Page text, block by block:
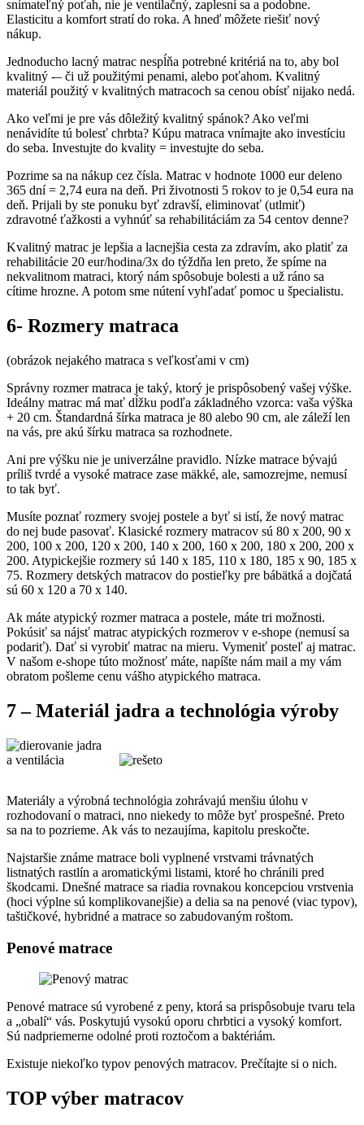
snímateľný poťah, nie je ventilačný, zaplesní sa a podobne.
Elasticitu a komfort stratí do roka. A hneď môžete riešiť nový
nákup.
Jednoducho lacný matrac nespĺňa potrebné kritériá na to, aby bol
kvalitný -– či už použitými penami, alebo poťahom. Kvalitný
materiál použitý v kvalitných matracoch sa cenou obísť nijako nedá.
Ako veľmi je pre vás dôležitý kvalitný spánok? Ako veľmi
nenávidíte tú bolesť chrbta? Kúpu matraca vnímajte ako investíciu
do seba. Investujte do kvality = investujte do seba.
Pozrime sa na nákup cez čísla. Matrac v hodnote 1000 eur deleno
365 dní = 2,74 eura na deň. Pri životnosti 5 rokov to je 0,54 eura na
deň. Prijali by ste ponuku byť zdravší, eliminovať (utlmiť)
zdravotné ťažkosti a vyhnúť sa rehabilitáciám za 54 centov denne?
Kvalitný matrac je lepšia a lacnejšia cesta za zdravím, ako platiť za
rehabilitácie 20 eur/hodina/3x do týždňa len preto, že spíme na
nekvalitnom matraci, ktorý nám spôsobuje bolesti a už ráno sa
cítime hrozne. A potom sme nútení vyhľadať pomoc u špecialistu.
6- Rozmery matraca
(obrázok nejakého matraca s veľkosťami v cm)
Správny rozmer matraca je taký, ktorý je prispôsobený vašej výške.
Ideálny matrac má mať dĺžku podľa základného vzorca: vaša výška
+ 20 cm. Štandardná šírka matraca je 80 alebo 90 cm, ale záleží len
na vás, pre akú šírku matraca sa rozhodnete.
Ani pre výšku nie je univerzálne pravidlo. Nízke matrace bývajú
príliš tvrdé a vysoké matrace zase mäkké, ale, samozrejme, nemusí
to tak byť.
Musíte poznať rozmery svojej postele a byť si istí, že nový matrac
do nej bude pasovať. Klasické rozmery matracov sú 80 x 200, 90 x
200, 100 x 200, 120 x 200, 140 x 200, 160 x 200, 180 x 200, 200 x
200. Atypickejšie rozmery sú 140 x 185, 110 x 180, 185 x 90, 185 x
75. Rozmery detských matracov do postieľky pre bábätká a dojčatá
sú 60 x 120 a 70 x 140.
Ak máte atypický rozmer matraca a postele, máte tri možnosti.
Pokúsiť sa nájsť matrac atypických rozmerov v e-shope (nemusí sa
podariť). Dať si vyrobiť matrac na mieru. Vymeniť posteľ aj matrac.
V našom e-shope túto možnosť máte, napíšte nám mail a my vám
obratom pošleme cenu vášho atypického matraca.
7 – Materiál jadra a technológia výroby
Materiály a výrobná technológia zohrávajú menšiu úlohu v
rozhodovaní o matraci, nno niekedy to môže byť prospešné. Preto
sa na to pozrieme. Ak vás to nezaujíma, kapitolu preskočte.
Najstaršie známe matrace boli vyplnené vrstvami trávnatých
listnatých rastlín a aromatickými listami, ktoré ho chránili pred
škodcami. Dnešné matrace sa riadia rovnakou koncepciou vrstvenia
(hoci výplne sú komplikovanejšie) a delia sa na penové (viac typov),
taštičkové, hybridné a matrace so zabudovaným roštom.
Penové matrace
Penové matrace sú vyrobené z peny, ktorá sa prispôsobuje tvaru tela
a „obalí“ vás. Poskytujú vysokú oporu chrbtici a vysoký komfort.
Sú nadpriemerne odolné proti roztočom a baktériám.
Existuje niekoľko typov penových matracov. Prečítajte si o nich.
TOP výber matracov